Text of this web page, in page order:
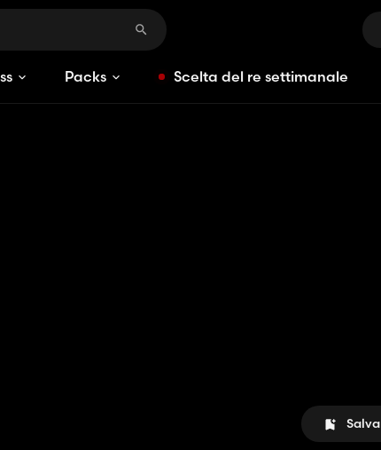
Packs Scelta del re settimanale
Salva